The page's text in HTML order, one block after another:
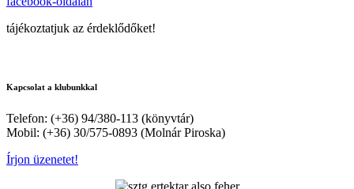
tájékoztatjuk az érdeklődőket!
Kapcsolat a klubunkkal
Telefon: (+36) 94/380-113 (könyvtár)
Mobil: (+36) 30/575-0893 (Molnár Piroska)
Írjon üzenetet!